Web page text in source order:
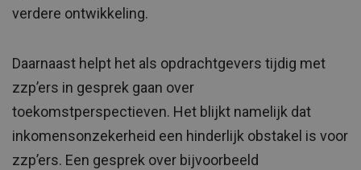
verdere ontwikkeling.
Daarnaast helpt het als opdrachtgevers tijdig met
zzp’ers in gesprek gaan over
toekomstperspectieven. Het blijkt namelijk dat
inkomensonzekerheid een hinderlijk obstakel is voor
zzp’ers. Een gesprek over bijvoorbeeld